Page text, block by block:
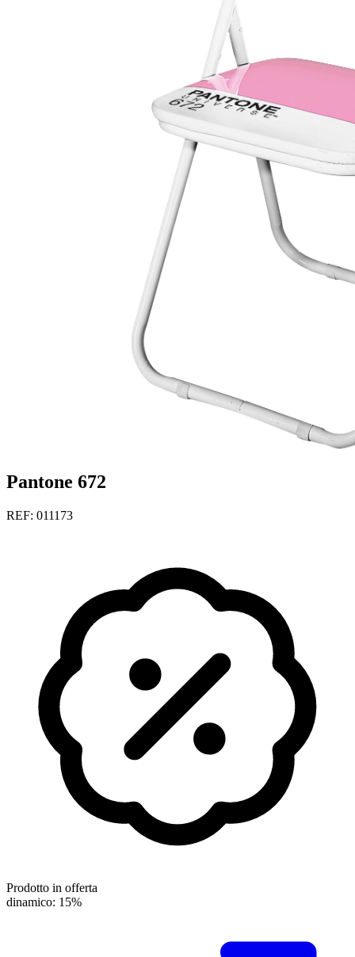
Pantone 672
REF: 011173
Prodotto in offerta
dinamico: 15%